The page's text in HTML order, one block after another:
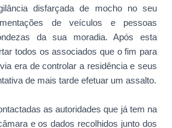
disfarçada de mocho no seu
de veículos e pessoas
da sua moradia. Após esta
todos os associados que o fim para
era de controlar a residência e seus
de mais tarde efetuar um assalto.
as autoridades que já tem na
e os dados recolhidos junto dos